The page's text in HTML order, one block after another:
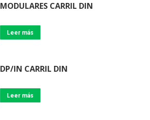
MODULARES CARRIL DIN
Leer más
DP/IN CARRIL DIN
Leer más